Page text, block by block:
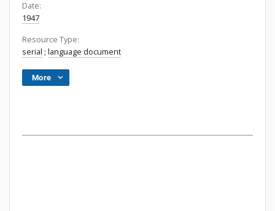
Date:
1947
Resource Type:
serial ; language document
More